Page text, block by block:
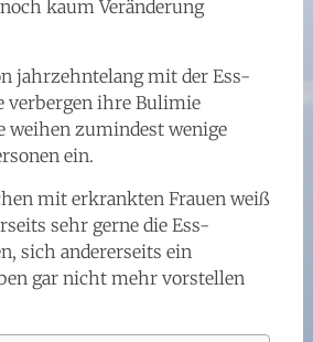
kaum Veränderung
jahrzehntelang mit der Ess-
verbergen ihre Bulimie
weihen zumindest wenige
ein.
mit erkrankten Frauen weiß
sehr gerne die Ess-
sich andererseits ein
gar nicht mehr vorstellen